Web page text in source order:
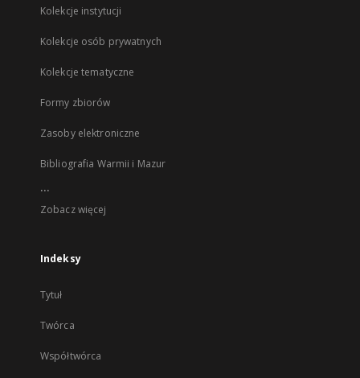
Kolekcje instytucji
Kolekcje osób prywatnych
Kolekcje tematyczne
Formy zbiorów
Zasoby elektroniczne
Bibliografia Warmii i Mazur
...
Zobacz więcej
Indeksy
Tytuł
Twórca
Współtwórca